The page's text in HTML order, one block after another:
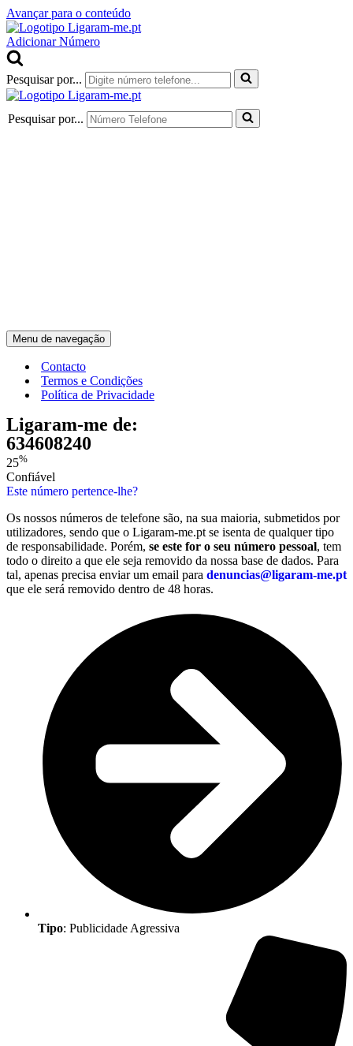
Avançar para o conteúdo
Adicionar Número
Pesquisar por...
Pesquisar por...
Menu de navegação
Contacto
Termos e Condições
Política de Privacidade
Ligaram-me de:
634608240
25%
Confiável
Este número pertence-lhe?
Os nossos números de telefone são, na sua maioria, submetidos por
utilizadores, sendo que o Ligaram-me.pt se isenta de qualquer tipo
de responsabilidade. Porém, se este for o seu número pessoal, tem
todo o direito a que ele seja removido da nossa base de dados. Para
tal, apenas precisa enviar um email para denuncias@ligaram-me.pt
que ele será removido dentro de 48 horas.
Tipo: Publicidade Agressiva